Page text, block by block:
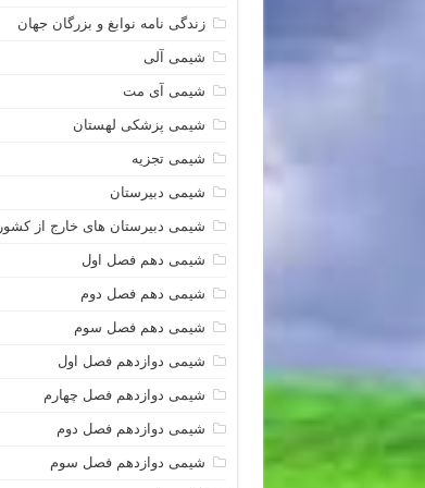
زندگی نامه نوابغ و بزرگان جهان
شیمی آلی
شیمی آی مت
شیمی پزشکی لهستان
شیمی تجزیه
شیمی دبیرستان
شیمی دبیرستان های خارج از کشور
شیمی دهم فصل اول
شیمی دهم فصل دوم
شیمی دهم فصل سوم
شیمی دوازدهم فصل اول
شیمی دوازدهم فصل چهارم
شیمی دوازدهم فصل دوم
شیمی دوازدهم فصل سوم